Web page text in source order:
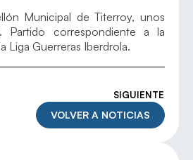
Municipal de Titerroy, unos
Partido correspondiente a la
Liga Guerreras Iberdrola.
SIGUIENTE
VOLVER A NOTICIAS